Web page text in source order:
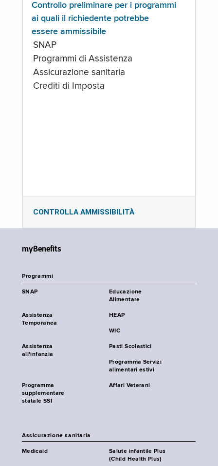
Controllo preliminare per i programmi
ai quali il richiedente potrebbe
essere ammissibile
SNAP
Programmi di Assistenza
Assicurazione sanitaria
Crediti di Imposta
CONTROLLA AMMISSIBILITÀ
myBenefits
Programmi
SNAP
Educazione
Alimentare
Assistenza
Temporanea
HEAP
WIC
Assistenza
all'infanzia
Pasti Scolastici
Programma Servizi
alimentari estivi
Programma
supplementare
statale SSI
Affari Veterani
Assicurazione sanitaria
Medicaid
Salute infantile Plus
(Child Health Plus)